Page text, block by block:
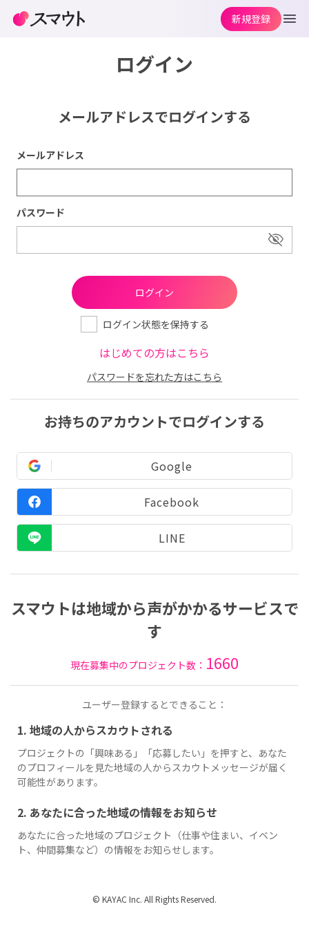
ログイン
メールアドレスでログインする
メールアドレス
パスワード
ログイン状態を保持する
はじめての方はこちら
パスワードを忘れた方はこちら
お持ちのアカウントでログインする
Google
Facebook
LINE
スマウトは地域から声がかかるサービスで
す
現在募集中のプロジェクト数： 1660
ユーザー登録するとできること：
1. 地域の人からスカウトされる
プロジェクトの「興味ある」「応募したい」を押すと、あなた
のプロフィールを見た地域の人からスカウトメッセージが届く
可能性があります。
2. あなたに合った地域の情報をお知らせ
あなたに合った地域のプロジェクト（仕事や住まい、イベン
ト、仲間募集など）の情報をお知らせします。
新規登録
© KAYAC Inc. All Rights Reserved.